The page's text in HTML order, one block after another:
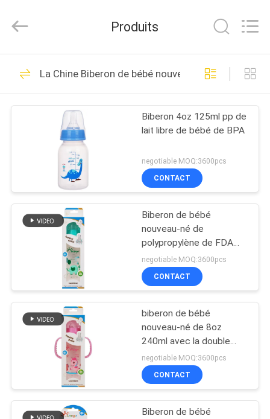
APERÇU
PRODUITS
PROPOS
D'USINE
CONTRÔLE
QUALITÉ
Infant
products
Rights
Biberon de bébé
nouveau-né
48
Biberons de
polypropylène
50
Bouteille de
mamelon de bébé
Produits
La Chine Biberon de bébé nouveau-né
Biberon 4oz 125ml pp de
lait libre de bébé de BPA
negotiable MOQ:3600pcs
CONTACT
Biberon de bébé
nouveau-né de
polypropylène de FDA
8oz 240ml pp
negotiable MOQ:3600pcs
CONTACT
biberon de bébé
nouveau-né de 8oz
240ml avec la double
poignée pp
negotiable MOQ:3600pcs
CONTACT
Biberon de bébé